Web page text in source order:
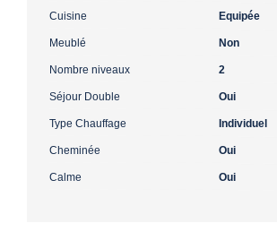
Cuisine Equipée
Meublé Non
Nombre niveaux 2
Séjour Double Oui
Type Chauffage Individuel
Cheminée Oui
Calme Oui